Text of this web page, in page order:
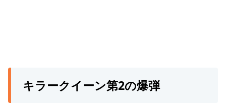
キラークイーン第2の爆弾